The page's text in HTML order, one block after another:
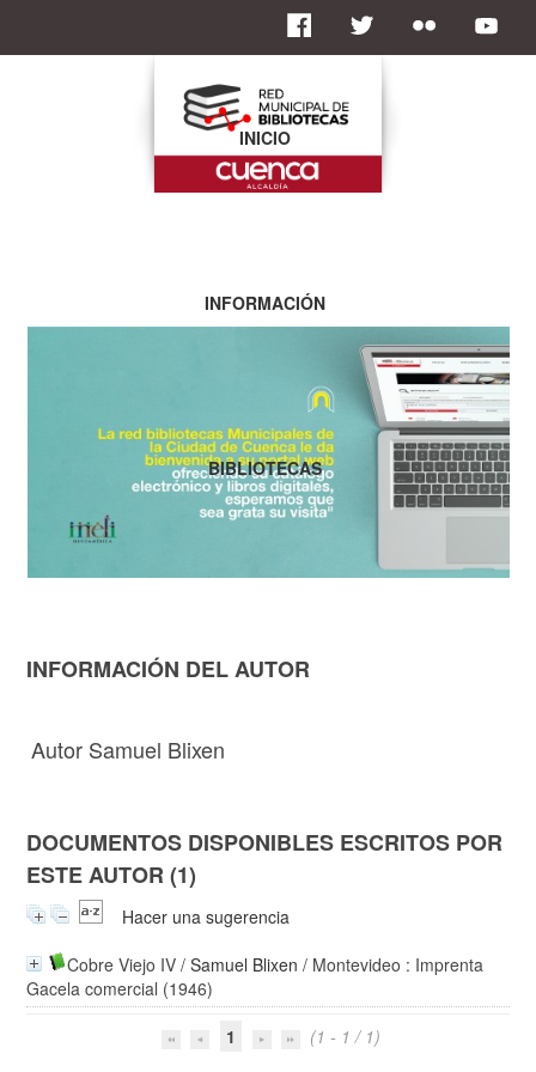
INFORMACIÓN DEL AUTOR
Autor Samuel Blixen
DOCUMENTOS DISPONIBLES ESCRITOS POR
ESTE AUTOR (1)
Hacer una sugerencia
Cobre Viejo IV /Samuel Blixen / Montevideo : Imprenta
Gacela comercial (1946)
1
(1 - 1 / 1)
INICIO
INFORMACIÓN
BIBLIOTECAS